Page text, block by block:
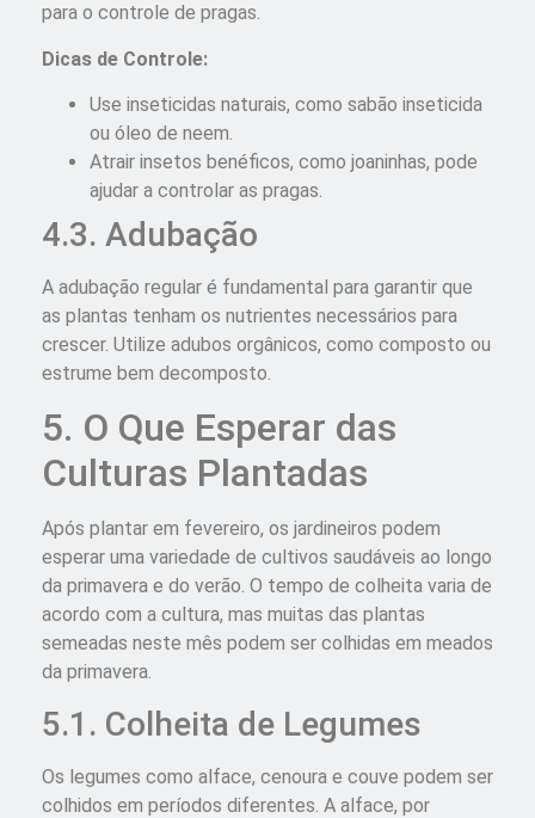
para o controle de pragas.
Dicas de Controle:
Use inseticidas naturais, como sabão inseticida
ou óleo de neem.
Atrair insetos benéficos, como joaninhas, pode
ajudar a controlar as pragas.
4.3. Adubação
A adubação regular é fundamental para garantir que
as plantas tenham os nutrientes necessários para
crescer. Utilize adubos orgânicos, como composto ou
estrume bem decomposto.
5. O Que Esperar das
Culturas Plantadas
Após plantar em fevereiro, os jardineiros podem
esperar uma variedade de cultivos saudáveis ao longo
da primavera e do verão. O tempo de colheita varia de
acordo com a cultura, mas muitas das plantas
semeadas neste mês podem ser colhidas em meados
da primavera.
5.1. Colheita de Legumes
Os legumes como alface, cenoura e couve podem ser
colhidos em períodos diferentes. A alface, por